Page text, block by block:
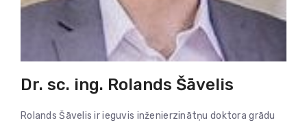
Dr. sc. ing. Rolands Šāvelis
Rolands Šāvelis ir ieguvis inženierzinātņu doktora grādu